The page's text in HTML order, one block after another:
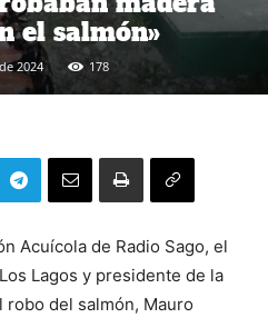
el salmón»
2024 178
Acuícola de Radio Sago, el
Lagos y presidente de la
del salmón, Mauro